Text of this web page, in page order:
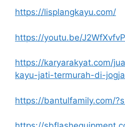
https://lisplangkayu.com/
https://youtu.be/
https://karyarakyat.com/
kayu-jati-termurah-di-
https://bantulfamily.com/